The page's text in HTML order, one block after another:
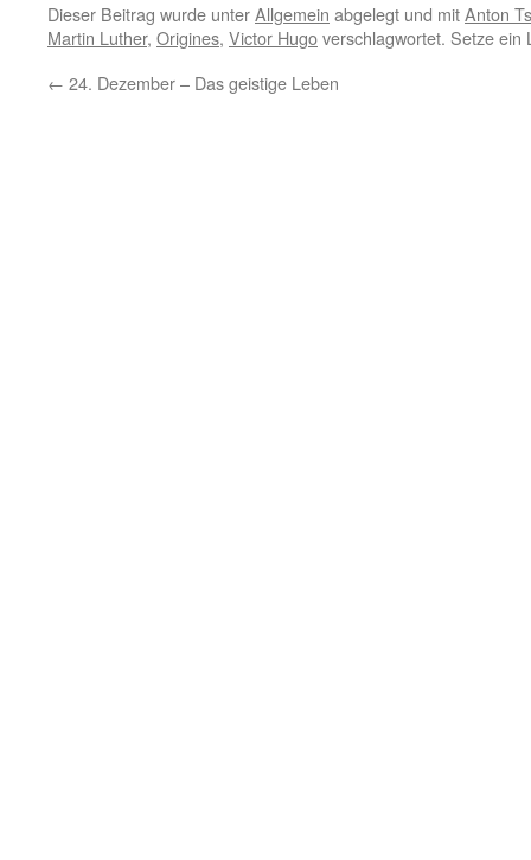
Dieser Beitrag wurde unterAllgemein abgelegt und mitAnton
Martin Luther, Origines, Victor Hugoverschlagwortet. Setze
← 24. Dezember – Das geistige Leben